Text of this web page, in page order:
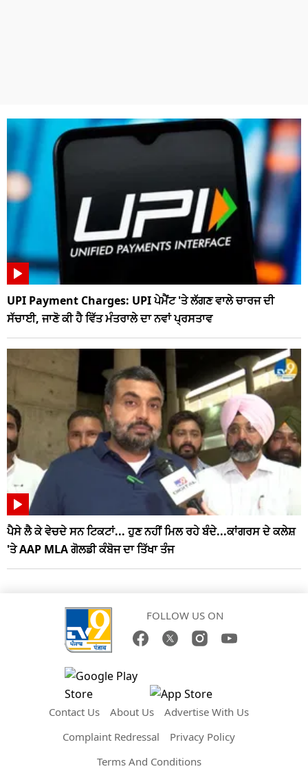
UPI Payment Charges: UPI ਪੇਮੈਂਟ 'ਤੇ ਲੱਗਣ ਵਾਲੇ ਚਾਰਜ ਦੀ
ਸੱਚਾਈ, ਜਾਣੋ ਕੀ ਹੈ ਵਿੱਤ ਮੰਤਰਾਲੇ ਦਾ ਨਵਾਂ ਪ੍ਰਸਤਾਵ
ਪੈਸੇ ਲੈ ਕੇ ਵੇਚਦੇ ਸਨ ਟਿਕਟਾਂ... ਹੁਣ ਨਹੀਂ ਮਿਲ ਰਹੇ ਬੰਦੇ...ਕਾਂਗਰਸ ਦੇ ਕਲੇਸ਼
'ਤੇ AAP MLA ਗੋਲਡੀ ਕੰਬੋਜ ਦਾ ਤਿੱਖਾ ਤੰਜ
FOLLOW US ON
Contact Us About Us
Advertise With Us
Complaint Redressal
Privacy Policy
Terms And Conditions